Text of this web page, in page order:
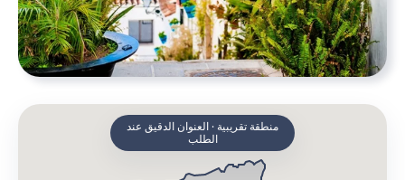
منطقة تقريبية · العنوان الدقيق عند
الطلب